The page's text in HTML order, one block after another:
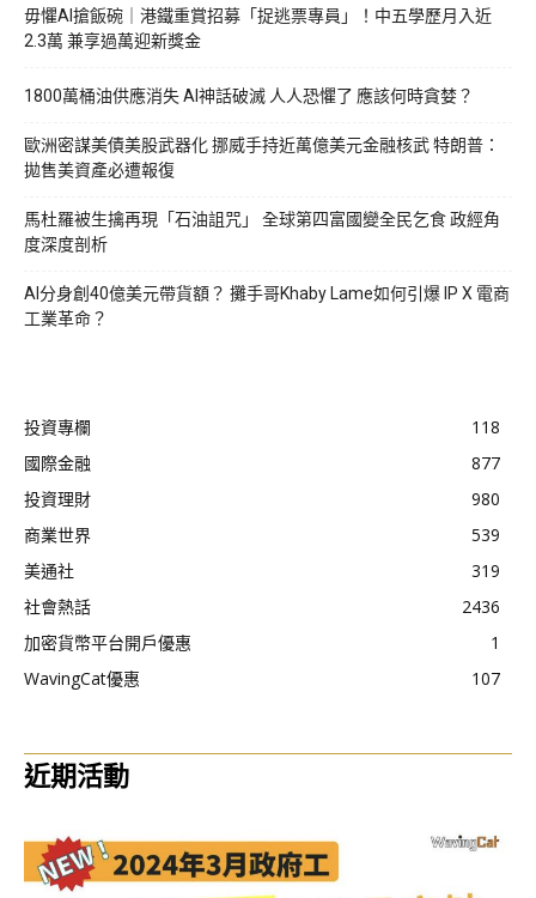
毋懼AI搶飯碗｜港鐵重賞招募「捉逃票專員」！中五學歷月入近
2.3萬 兼享過萬迎新獎金
1800萬桶油供應消失 AI神話破滅 人人恐懼了 應該何時貪婪？
歐洲密謀美債美股武器化 挪威手持近萬億美元金融核武 特朗普：
拋售美資產必遭報復
馬杜羅被生擒再現「石油詛咒」 全球第四富國變全民乞食 政經角
度深度剖析
AI分身創40億美元帶貨額？ 攤手哥Khaby Lame如何引爆 IP X 電商
工業革命？
投資專欄
118
國際金融
877
投資理財
980
商業世界
539
美通社
319
社會熱話
2436
加密貨幣平台開戶優惠
1
WavingCat優惠
107
近期活動